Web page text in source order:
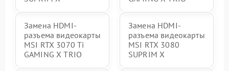
Замена HDMI-
разъема видеокарты
MSI RTX 3070 Ti
GAMING X TRIO
Замена HDMI-
разъема видеокарты
MSI RTX 3080
SUPRIM X